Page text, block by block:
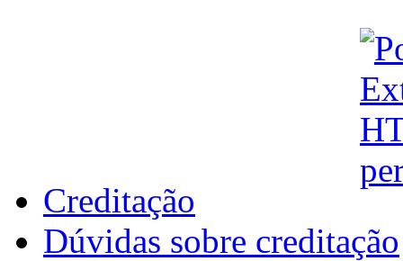
Creditação
Dúvidas sobre creditação